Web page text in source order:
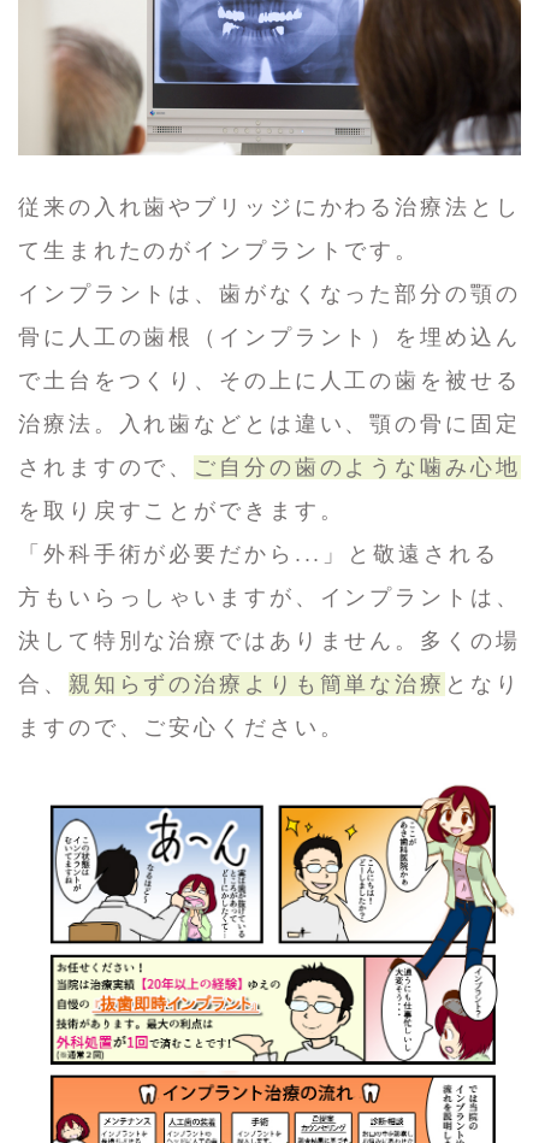
従来の入れ歯やブリッジにかわる治療法とし
て生まれたのがインプラントです。
インプラントは、歯がなくなった部分の顎の
骨に人工の歯根（インプラント）を埋め込ん
で土台をつくり、その上に人工の歯を被せる
治療法。入れ歯などとは違い、顎の骨に固定
されますので、 ご自分の歯のような噛み心地
を取り戻すことができます。
「外科手術が必要だから...」と敬遠される
方もいらっしゃいますが、インプラントは、
決して特別な治療ではありません。多くの場
合、 親知らずの治療よりも簡単な治療 となり
ますので、ご安心ください。